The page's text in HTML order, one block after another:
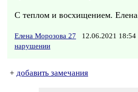
С теплом и восхищением.
Елена Морозова 27 12.06.2021 18:54
нарушении
+ добавить замечания